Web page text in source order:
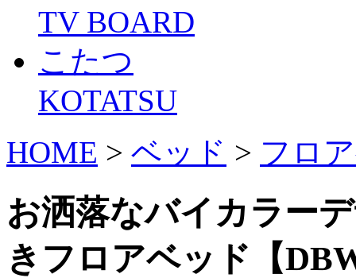
TV BOARD
こたつ
KOTATSU
HOME > ベッド > フロ
お洒落なバイカラー
きフロアベッド【